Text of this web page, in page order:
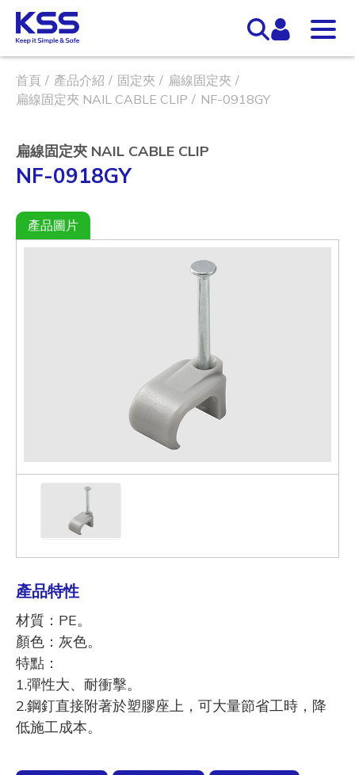
首頁 產品介紹 固定夾
扁線固定夾
扁線固定夾 NAIL CABLE CLIP
NF-0918GY
扁線固定夾 NAIL CABLE CLIP
NF-0918GY
產品圖片
產品特性
材質：PE。
顏色：灰色。
特點：
1.彈性大、耐衝擊。
2.鋼釘直接附著於塑膠座上，可大量節省工時，降
低施工成本。